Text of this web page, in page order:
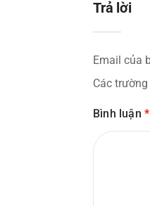
Trả lời
Email của
Các
Bình luận *